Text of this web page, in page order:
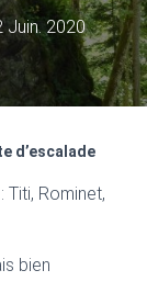
Juin. 2020
d’escalade
Rominet,
bien